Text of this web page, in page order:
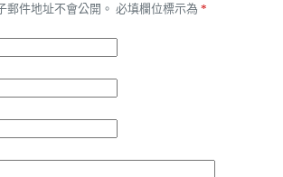
郵件地址不會公開。 必填欄位標示為 *